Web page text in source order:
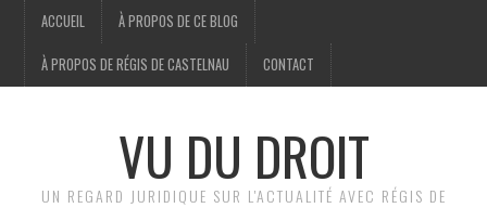
ACCUEIL À PROPOS DE CE BLOG
À PROPOS DE RÉGIS DE CASTELNAU CONTACT
VU DU DROIT
UN REGARD JURIDIQUE SUR L'ACTUALITÉ AVEC RÉGIS DE